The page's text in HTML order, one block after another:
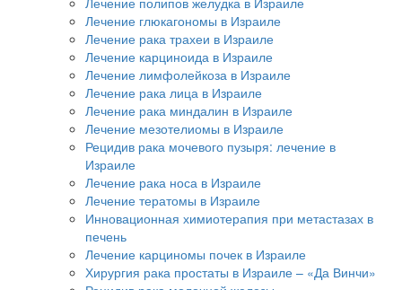
Лечение глюкагономы в Израиле
Лечение рака трахеи в Израиле
Лечение карциноида в Израиле
Лечение лимфолейкоза в Израиле
Лечение рака лица в Израиле
Лечение рака миндалин в Израиле
Лечение мезотелиомы в Израиле
Рецидив рака мочевого пузыря: лечение в
Израиле
Лечение рака носа в Израиле
Лечение тератомы в Израиле
Инновационная химиотерапия при метастазах в
печень
Лечение карциномы почек в Израиле
Хирургия рака простаты в Израиле – «Да Винчи»